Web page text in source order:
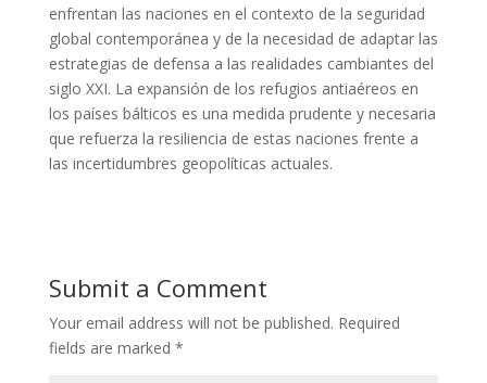
enfrentan las naciones en el contexto de la seguridad
global contemporánea y de la necesidad de adaptar las
estrategias de defensa a las realidades cambiantes del
siglo XXI. La expansión de los refugios antiaéreos en
los países bálticos es una medida prudente y necesaria
que refuerza la resiliencia de estas naciones frente a
las incertidumbres geopolíticas actuales.
Submit a Comment
Your email address will not be published. Required
fields are marked *